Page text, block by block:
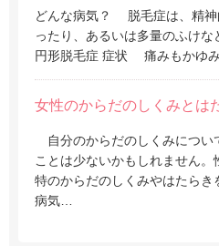
どんな病気？ 脱毛症は、精神
ったり、あるいは多量のふけな
円形脱毛症 症状 痛みもかゆ
女性のからだのしくみとは
自分のからだのしくみについ
ことは少ないかもしれません
特のからだのしくみやはたら
病気…